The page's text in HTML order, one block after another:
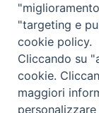
Questo
tuepreferenze
"targeting e
cookie policy.
Cliccando su
cookie.
maggiori